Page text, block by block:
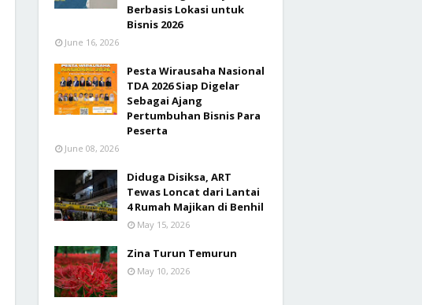
Berbasis Lokasi untuk
Bisnis 2026
June 16, 2026
Pesta Wirausaha Nasional
TDA 2026 Siap Digelar
Sebagai Ajang
Pertumbuhan Bisnis Para
Peserta
June 08, 2026
Diduga Disiksa, ART
Tewas Loncat dari Lantai
4 Rumah Majikan di Benhil
May 15, 2026
Zina Turun Temurun
May 10, 2026